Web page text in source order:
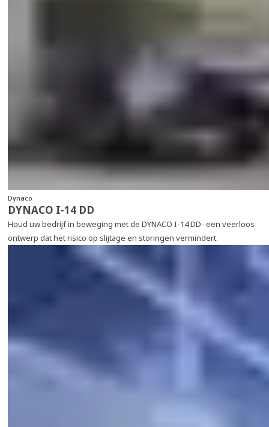
Dynaco
DYNACO I-14 DD
Houd uw bedrijf in beweging met de DYNACO I-14 DD- een veerloos
ontwerp dat het risico op slijtage en storingen vermindert.